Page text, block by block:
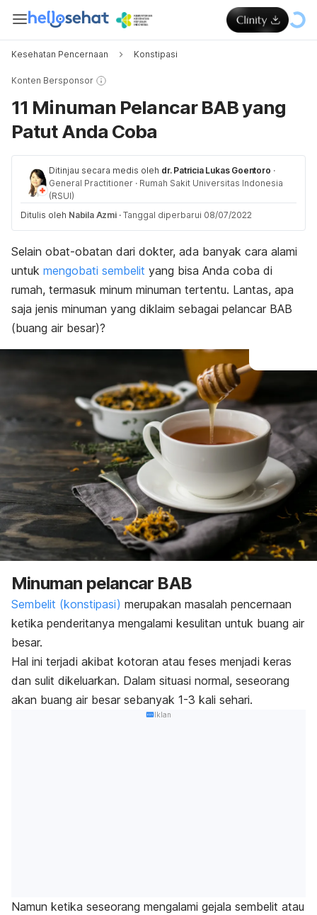
Kesehatan Pencernaan Konstipasi
Konten Bersponsor
11 Minuman Pelancar BAB yang
Patut Anda Coba
Ditinjau secara medis oleh dr. Patricia Lukas Goentoro ·
General Practitioner · Rumah Sakit Universitas Indonesia
(RSUI)
Ditulis oleh Nabila Azmi · Tanggal diperbarui 08/07/2022
Selain obat-obatan dari dokter, ada banyak cara alami
untuk mengobati sembelit yang bisa Anda coba di
rumah, termasuk minum minuman tertentu. Lantas, apa
saja jenis minuman yang diklaim sebagai pelancar BAB
(buang air besar)?
Minuman pelancar BAB
Sembelit (konstipasi) merupakan masalah pencernaan
ketika penderitanya mengalami kesulitan untuk buang air
besar.
Hal ini terjadi akibat kotoran atau feses menjadi keras
dan sulit dikeluarkan. Dalam situasi normal, seseorang
akan buang air besar sebanyak 1-3 kali sehari.
Iklan
Namun ketika seseorang mengalami gejala sembelit atau